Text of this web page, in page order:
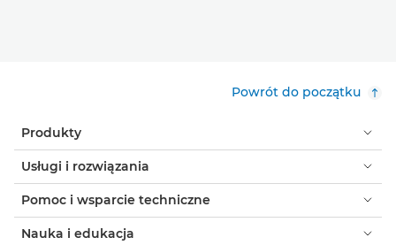
Powrót do początku
Produkty
Usługi i rozwiązania
Pomoc i wsparcie techniczne
Nauka i edukacja